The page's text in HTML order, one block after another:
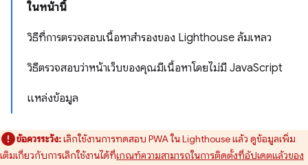
ในหน้านี้
วิธีที่การตรวจสอบเนื้อหาสำรองของ Lighthouse ล้มเหลว
วิธีตรวจสอบว่าหน้าเว็บของคุณมีเนื้อหาโดยไม่มี JavaScript
แหล่งข้อมูล
ข้อควรระวัง:เลิกใช้งานการทดสอบ PWA ใน Lighthouse แล้ว ดูข้อมูลเพิ่ม
เติมเกี่ยวกับการเลิกใช้งานได้ที่เกณฑ์ความสามารถในการติดตั้งที่อัปเดตแล้วของ